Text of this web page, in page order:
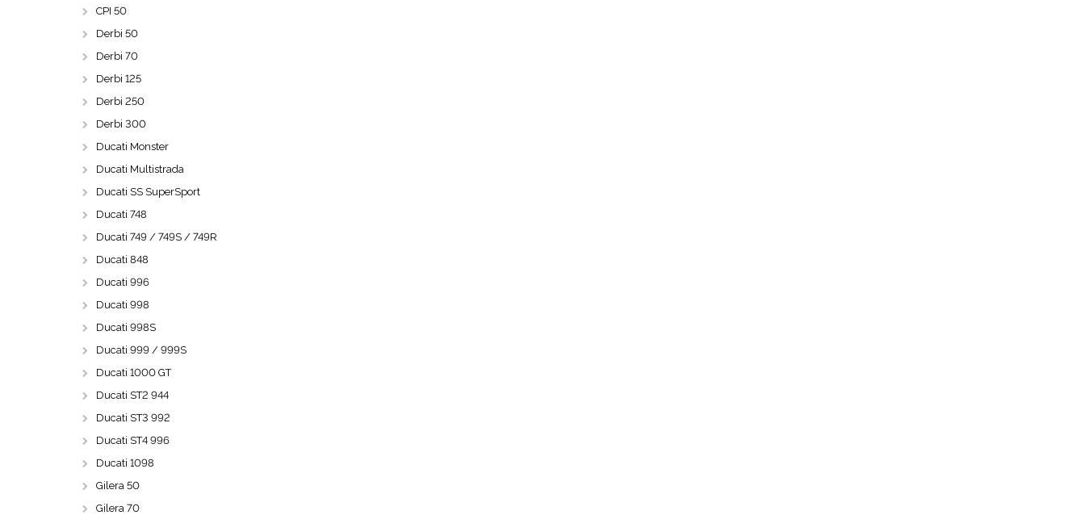
CPI 50
Derbi 50
Derbi 70
Derbi 125
Derbi 250
Derbi 300
Ducati Monster
Ducati Multistrada
Ducati SS SuperSport
Ducati 748
Ducati 749 / 749S / 749R
Ducati 848
Ducati 996
Ducati 998
Ducati 998S
Ducati 999 / 999S
Ducati 1000 GT
Ducati ST2 944
Ducati ST3 992
Ducati ST4 996
Ducati 1098
Gilera 50
Gilera 70